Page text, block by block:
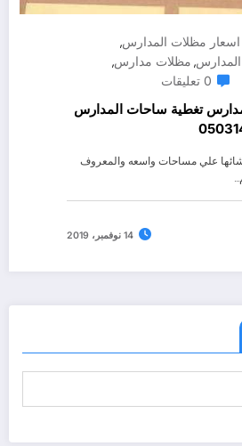
اسعار مظلات المدارس,
, مظلات مدارس,
0 تعليقات
تغطية ساحات المدارس
علي مساحات واسعه والمعروف
14 نوفمبر، 2019